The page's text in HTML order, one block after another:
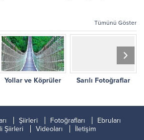
Malatya, Tunceli ve İstanbul gibi ayrı
tamamlamıştır. 1966 yılında İstanbul
Felsefe Bölümünü bitirip çeşitli
öğretmen olarak...
Tümünü Göster
Yollar ve Köprüler Sarılı Fotoğraflar
Şiirleri Fotoğrafları
Ebruları
Şiirleri
Videoları İletişim